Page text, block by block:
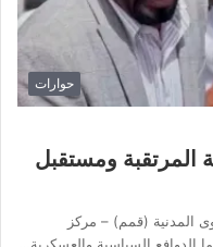
حوارات
المرتقبة ومستقبل
المدنية (قمم) – مركز